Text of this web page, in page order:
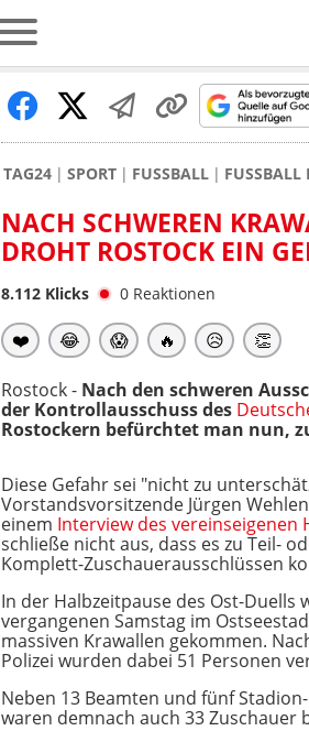
TAG24 SPORT FUSSBALL FUSSBALL
NACH SCHWEREN
DROHT ROSTOCK EIN
8.112 Klicks 0 Reaktionen
❤️ 😂 😱 🔥 😥 👏
Rostock - Nach den schweren
der Kontrollausschuss des
Rostockern befürchtet man nun,
Diese Gefahr sei "nicht zu
Vorstandsvorsitzende Jürgen
einem Interview des vereinseigenen
schließe nicht aus, dass es zu Teil-
Komplett-Zuschauerausschlüssen
In der Halbzeitpause des Ost-Duells
vergangenen Samstag im
massiven Krawallen gekommen.
Polizei wurden dabei 51 Personen
Neben 13 Beamten und fünf
waren demnach auch 33 Zuschauer